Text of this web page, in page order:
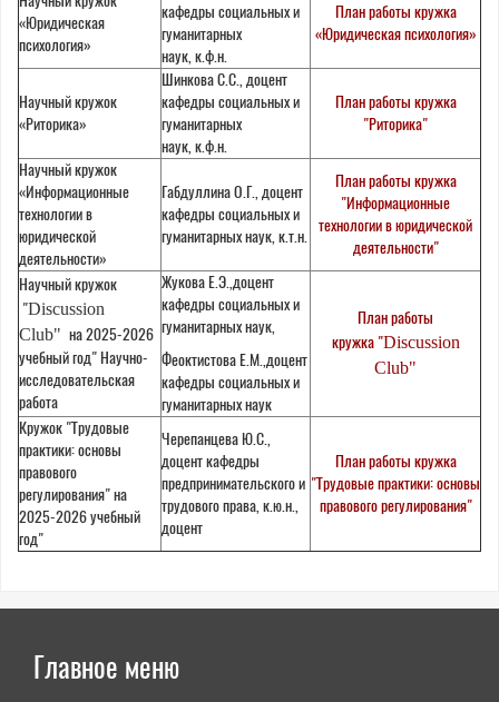
«Юридическая
психология»
кафедры социальных и
гуманитарных
наук, к.ф.н.
План работы кружка
«Юридическая психология»
Научный кружок
«Риторика»
Шинкова С.С., доцент
кафедры социальных и
гуманитарных
наук, к.ф.н.
План работы кружка
"Риторика"
Научный кружок
«Информационные
технологии в
юридической
деятельности»
Габдуллина О.Г., доцент
кафедры социальных и
гуманитарных наук, к.т.н.
План работы кружка
"Информационные
технологии в юридической
деятельности"
Научный кружок
"Discussion
Club" на 2025-2026
учебный год" Научно-
исследовательская
работа
Жукова Е.Э.,доцент
кафедры социальных и
гуманитарных наук,
Феоктистова Е.М.,доцент
кафедры социальных и
гуманитарных наук
План работы
кружка "Discussion
Club"
Кружок "Трудовые
практики: основы
правового
регулирования" на
2025-2026 учебный
год"
Черепанцева Ю.С.,
доцент кафедры
предпринимательского и
трудового права, к.ю.н.,
доцент
План работы кружка
"Трудовые практики: основы
правового регулирования"
Главное меню